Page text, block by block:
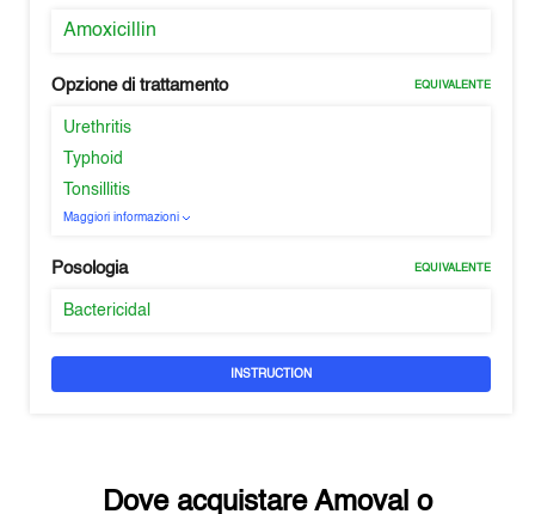
Amoxicillin
Opzione di trattamento EQUIVALENTE
Urethritis
Typhoid
Tonsillitis
Maggiori informazioni
Posologia EQUIVALENTE
Bactericidal
INSTRUCTION
Dove acquistare Amoval o